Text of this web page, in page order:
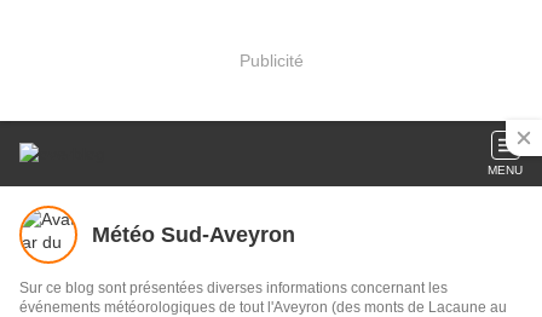
Publicité
MENU
Météo Sud-Aveyron
Sur ce blog sont présentées diverses informations concernant les
événements météorologiques de tout l'Aveyron (des monts de Lacaune au